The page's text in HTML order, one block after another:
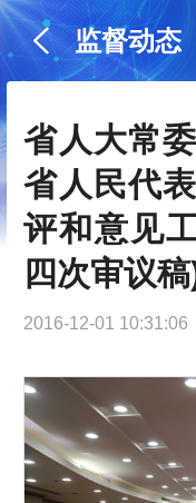
监督动态
省人大常
省人民代
评和意见
四次审议稿)
2016-12-01 10:31:06